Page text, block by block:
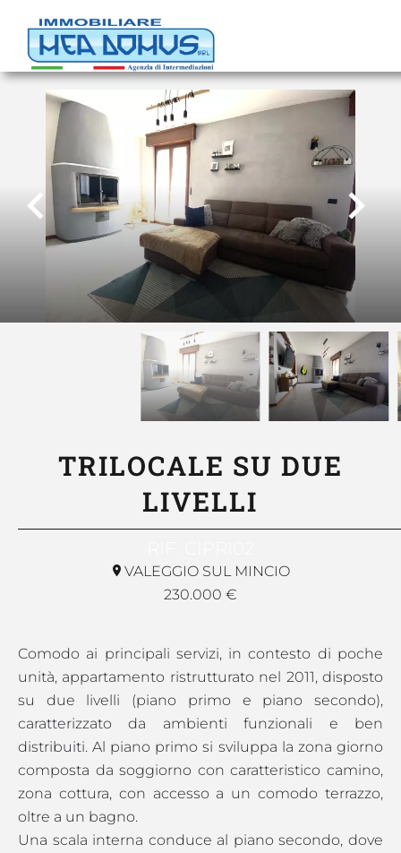
TRILOCALE SU DUE
LIVELLI
VALEGGIO SUL MINCIO
230.000 €
Comodo ai principali servizi, in contesto di poche
unità, appartamento ristrutturato nel 2011, disposto
su due livelli (piano primo e piano secondo),
caratterizzato da ambienti funzionali e ben
distribuiti. Al piano primo si sviluppa la zona giorno
composta da soggiorno con caratteristico camino,
zona cottura, con accesso a un comodo terrazzo,
oltre a un bagno.
Una scala interna conduce al piano secondo, dove